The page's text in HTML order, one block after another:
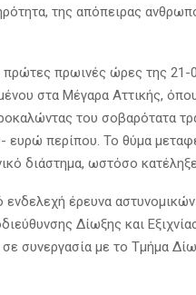
της απόπειρας
πρώτες πρωινές ώρες της 21-
στα Μέγαρα Αττικής,
του σοβαρότατα
ευρώ περίπου. Το θύμα
διάστημα, ωστόσο
έρευνα
Δίωξης και
συνεργασία με το Τμήμα